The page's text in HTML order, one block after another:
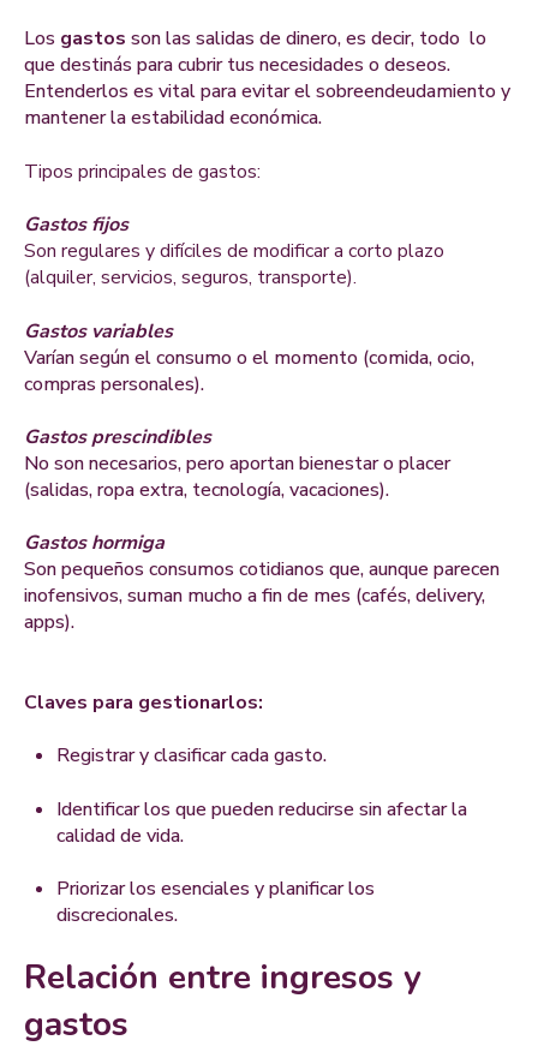
Los gastos son las salidas de dinero, es decir, todo lo
que destinás para cubrir tus necesidades o deseos.
Entenderlos es vital para evitar el sobreendeudamiento y
mantener la estabilidad económica.
Tipos principales de gastos:
Gastos fijos
Son regulares y difíciles de modificar a corto plazo
(alquiler, servicios, seguros, transporte).
Gastos variables
Varían según el consumo o el momento (comida, ocio,
compras personales).
Gastos prescindibles
No son necesarios, pero aportan bienestar o placer
(salidas, ropa extra, tecnología, vacaciones).
Gastos hormiga
Son pequeños consumos cotidianos que, aunque parecen
inofensivos, suman mucho a fin de mes (cafés, delivery,
apps).
Claves para gestionarlos:
Registrar y clasificar cada gasto.
Identificar los que pueden reducirse sin afectar la
calidad de vida.
Priorizar los esenciales y planificar los
discrecionales.
Relación entre ingresos y
gastos